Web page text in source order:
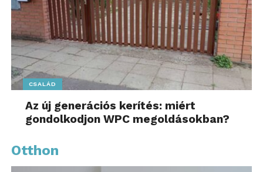
CSALÁD
Az új generációs kerítés: miért
gondolkodjon WPC megoldásokban?
Otthon